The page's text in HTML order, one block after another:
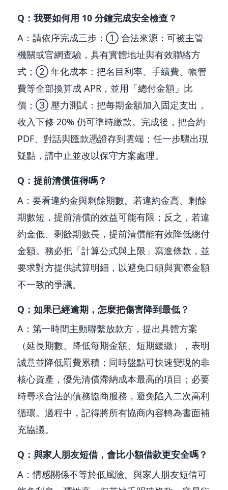
Q：我要如何用 10 分鐘完成安全檢查？
A：請依序完成三步：① 合法來源：可被主管
機關或官網查驗，具有實體地址與有效聯絡方
式；② 年化成本：把名目利率、手續費、帳管
費等全部換算成 APR，並用「總付金額」比
價；③ 壓力測試：把每期金額加入固定支出，
收入下修 20% 仍可準時繳款。完成後，把合約
PDF、對話與匯款憑證存到雲端；任一步驟出現
疑點，請中止並改以保守方案處理。
Q：提前清償值得嗎？
A：要看違約金與剩餘期數。若違約金高、剩餘
期數短，提前清償的效益可能有限；反之，若違
約金低、剩餘期數長，提前清償能有效降低總付
金額。務必把「計算公式與上限」寫進條款，並
要求對方提供試算明細，以避免口頭與實際金額
不一致的爭議。
Q：如果已經逾期，怎麼把傷害降到最低？
A：第一時間主動聯繫放款方，提出具體方案
（延長期數、降低每期金額、短期緩繳），表明
誠意並降低罰費累積；同時盤點可快速變現的非
核心資產，優先清償滯納成本最高的項目；必要
時尋求合法的債務協商服務，避免陷入二次高利
循環。過程中，記得將所有協商內容轉為書面補
充協議。
Q：與家人朋友短借，會比小額借款更安全嗎？
A：情感關係不等於低風險。與家人朋友短借可